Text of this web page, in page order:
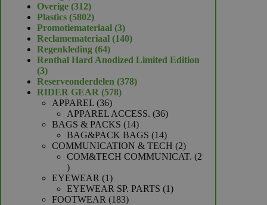
producten
Overige 312312
producten
Plastics 58025802
producten
Promotiemateriaal 33
producten
Reclamemateriaal 140140
Regenkleding 6464
producten
Renthal Hard Anodized Limited Edition
33
producten
Reserveonderdelen 378378
RIDER GEAR 578578
APPAREL 3636
producten
APPAREL ACCESS. 3636
BAGS & PACKS 1414
producten
BAG&PACK BAGS 1414
producten
COMMUNICATION & TECH 22
producten
COM&TECH COMMUNICAT.
2
2
producten
EYEWEAR 11
product
EYEWEAR SP. PARTS 11
FOOTWEAR 183183